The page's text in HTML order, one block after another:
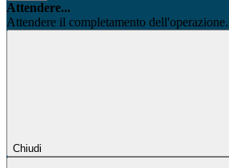
Attendere...
Attendere il completamento
Chiudi